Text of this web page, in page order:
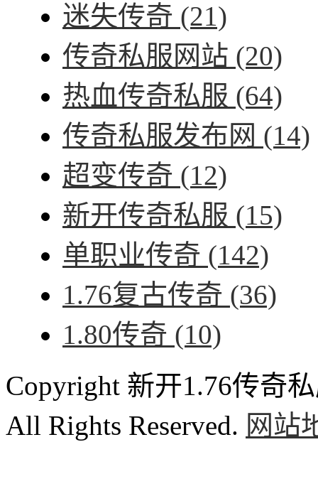
迷失传奇 (21)
传奇私服网站 (20)
热血传奇私服 (64)
传奇私服发布网 (14)
超变传奇 (12)
新开传奇私服 (15)
单职业传奇 (142)
1.76复古传奇 (36)
1.80传奇 (10)
Copyright 新开1.76传奇
All Rights Reserved. 网站